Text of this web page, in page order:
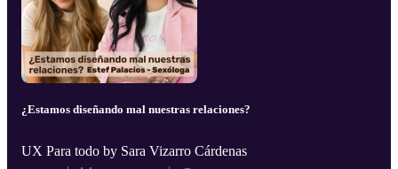
¿Estamos diseñando mal nuestras relaciones?
UX Para todo by Sara Vizarro Cárdenas